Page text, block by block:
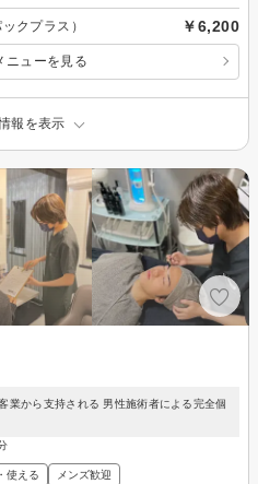
クプラス） ￥6,200
ニューを見る
報を表示
業から支持される 男性施術者による完全個
使える メンズ歓迎